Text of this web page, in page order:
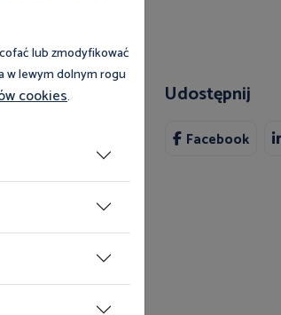
Udostępnij
Facebook
lub zmodyfikować
w lewym dolnym rogu
cookies.